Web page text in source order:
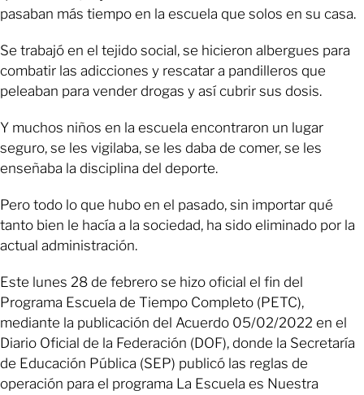
pasaban más tiempo en la escuela que solos en su casa.
Se trabajó en el tejido social, se hicieron albergues para
combatir las adicciones y rescatar a pandilleros que
peleaban para vender drogas y así cubrir sus dosis.
Y muchos niños en la escuela encontraron un lugar
seguro, se les vigilaba, se les daba de comer, se les
enseñaba la disciplina del deporte.
Pero todo lo que hubo en el pasado, sin importar qué
tanto bien le hacía a la sociedad, ha sido eliminado por la
actual administración.
Este lunes 28 de febrero se hizo oficial el fin del
Programa Escuela de Tiempo Completo (PETC),
mediante la publicación del Acuerdo 05/02/2022 en el
Diario Oficial de la Federación (DOF), donde la Secretaría
de Educación Pública (SEP) publicó las reglas de
operación para el programa La Escuela es Nuestra